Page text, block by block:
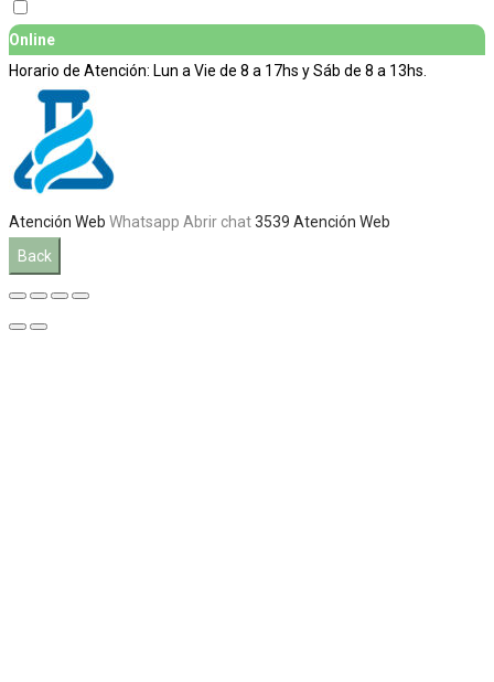
Online
Horario de Atención: Lun a Vie de 8 a 17hs y Sáb de 8 a 13hs.
Atención Web Whatsapp Abrir chat3539 Atención Web
Back